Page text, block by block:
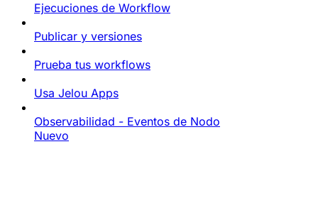
Ejecuciones de Workflow
Publicar y versiones
Prueba tus workflows
Usa Jelou Apps
Observabilidad - Eventos de Nodo
Nuevo